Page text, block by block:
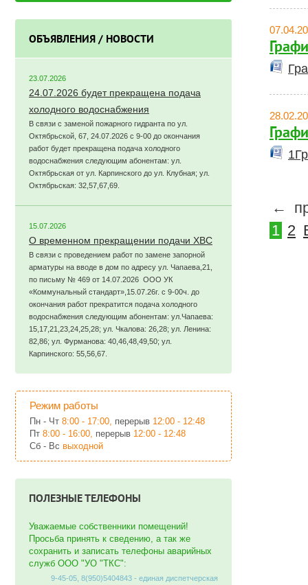
←
1 2
ОБЪЯВЛЕНИЯ / НОВОСТИ
23.07.2026
24.07.2026 будет прекращена подача
холодного водоснабжения
В связи с заменой пожарного гидранта по ул.
Октябрьской, 67, 24.07.2026 с 9-00 до окончания
работ будет прекращена подача холодного
водоснабжения следующим абонентам: ул.
Октябрьская от ул. Карпинского до ул. Клубная; ул.
Октябрьская: 32,57,67,69.
15.07.2026
О временном прекращении подачи ХВС
В связи с проведением работ по замене запорной
арматуры на вводе в дом по адресу ул. Чапаева,21,
по письму № 469 от 14.07.2026 ООО УК
«Коммунальный стандарт»,15.07.26г. с 9-00ч. до
окончания работ прекратится подача холодного
водоснабжения следующим абонентам: ул.Чапаева:
15,17,21,23,24,25,28; ул. Чкалова: 26,28; ул. Ленина:
82,86; ул. Фурманова: 40,46,48,49,50; ул.
Карпинского: 55,56,67.
Режим работы
Пн - Чт 8:00 - 17:00, перерыв 12:00 - 12:48
Пт 8:00 - 16:00, перерыв 12:00 - 12:48
Сб - Вс выходной
ПОЛЕЗНЫЕ ТЕЛЕФОНЫ
Уважаемые собственники помещений!
Просьба принять к сведению, а так же
сохранить и записать телефоны аварийных
служб ООО "УО "ТКС":
9-45-05, 8(950)5404843 - единая диспетчерская